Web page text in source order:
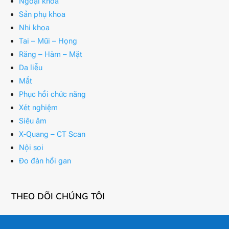
Sản phụ khoa
Nhi khoa
Tai – Mũi – Họng
Răng – Hàm – Mặt
Da liễu
Mắt
Phục hồi chức năng
Xét nghiệm
Siêu âm
X-Quang – CT Scan
Nội soi
Đo đàn hồi gan
THEO DÕI CHÚNG TÔI